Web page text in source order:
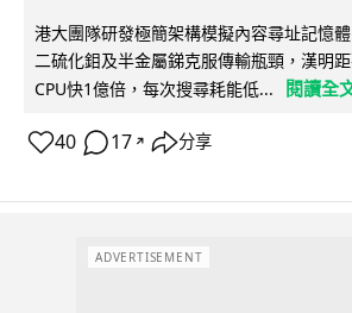
港大團隊研發極簡架構模擬內容尋址記憶
二硫化鉬及半金屬銻克服傳輸瓶頸，漢明
CPU快1億倍，每次搜尋耗能低...
閱讀全
40 17 ↗ 分享
ADVERTISEMENT